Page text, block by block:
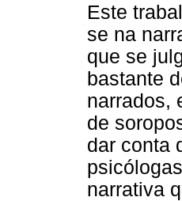
Este
se na
que se
bastante
narrados,
de
dar conta
narrativa